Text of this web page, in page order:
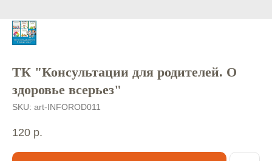
ТК "Консультации для родителей. О
здоровье всерьез"
SKU: art-INFOROD011
120 р.